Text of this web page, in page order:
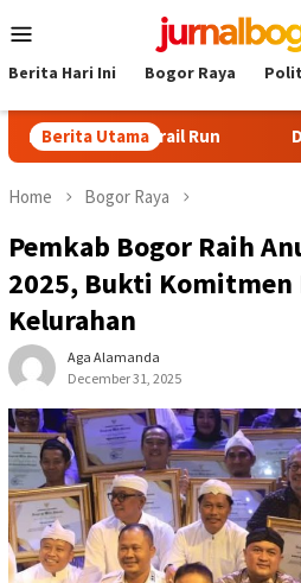
to
Menu
Berita Hari Ini Bogor Raya
Berita Utama
dan Trail Run DPC Partai
Home Bogor Raya
Pemkab Bogor Raih
2025, Bukti Komitmen
Kelurahan
Aga Alamanda
December 31, 2025